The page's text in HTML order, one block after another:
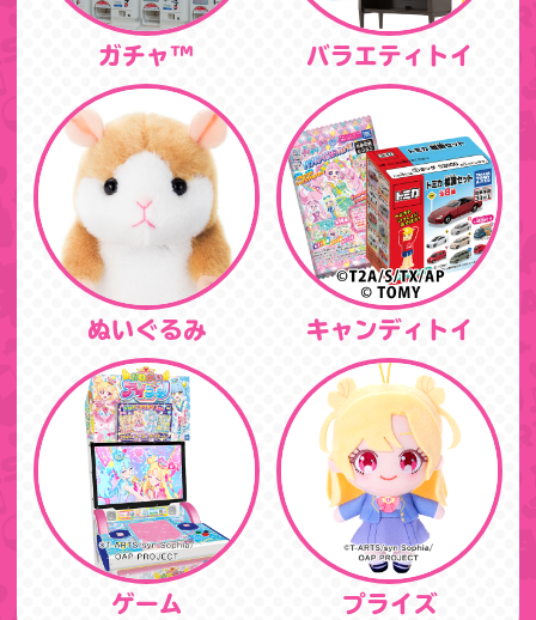
ガチャ™ バラエティトイ
ぬいぐるみ キャンディトイ
ゲーム プライズ